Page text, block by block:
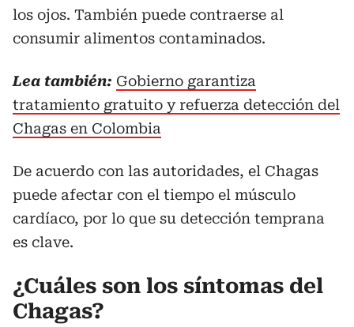
los ojos. También puede contraerse al
consumir alimentos contaminados.
Lea también: Gobierno garantiza
tratamiento gratuito y refuerza detección del
Chagas en Colombia
De acuerdo con las autoridades, el Chagas
puede afectar con el tiempo el músculo
cardíaco, por lo que su detección temprana
es clave.
¿Cuáles son los síntomas del
Chagas?